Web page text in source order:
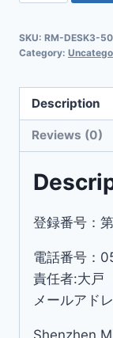
SKU: RM-DESK3-
Category:
Description
Reviews (0)
登録番号：
電話番号：
責任者:大
メールアド
Shenzhen